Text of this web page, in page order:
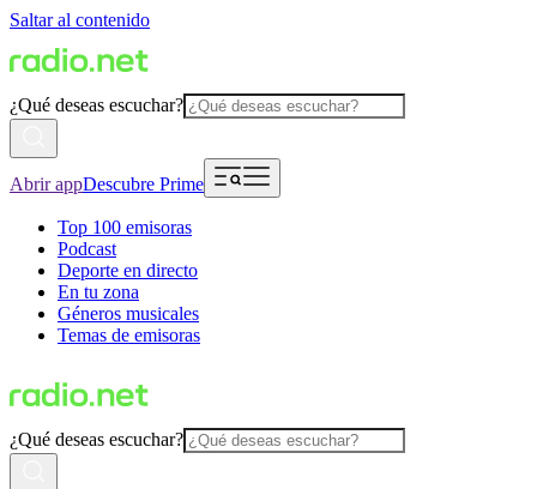
Saltar al contenido
¿Qué deseas escuchar?
Abrir appDescubre Prime
Top 100 emisoras
Podcast
Deporte en directo
En tu zona
Géneros musicales
Temas de emisoras
¿Qué deseas escuchar?